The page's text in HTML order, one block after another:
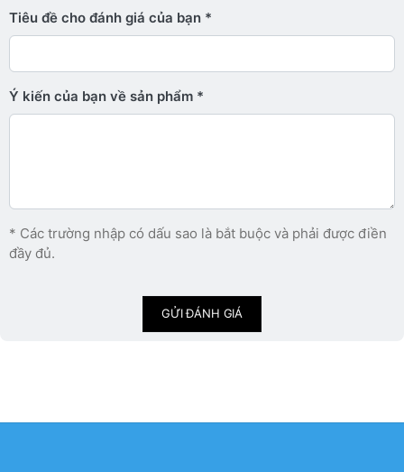
Tiêu đề cho đánh giá của bạn
Ý kiến ​​của bạn về sản phẩm
* Các trường nhập có dấu sao là bắt buộc và phải được điền
đầy đủ.
GỬI ĐÁNH GIÁ